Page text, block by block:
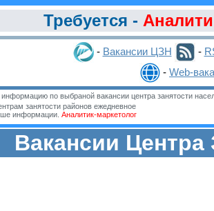
Требуется -
- Вакансии ЦЗН -
- Web-
по выбраной вакансии центра занятости
занятости районов ежедневное
информации. Аналитик-маркетолог
Вакансии Центра